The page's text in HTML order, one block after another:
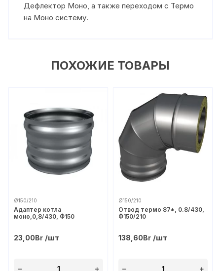
Дефлектор Моно, а также переходом с Термо
на Моно систему.
ПОХОЖИЕ ТОВАРЫ
Ø150/210
Адаптер котла
моно,0,8/430, Ф150
23,00Br /шт
Ø150/210
Отвод термо 87*, 0.8/430,
Ф150/210
138,60Br/шт